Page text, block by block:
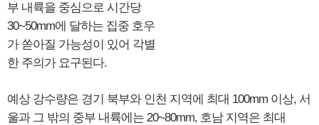
부 내륙을 중심으로 시간당
30~50mm에 달하는 집중 호우
가 쏟아질 가능성이 있어 각별
한 주의가 요구된다.
예상 강수량은 경기 북부와 인천 지역에 최대 100mm 이상, 서
울과 그 밖의 중부 내륙에는 20~80mm, 호남 지역은 최대